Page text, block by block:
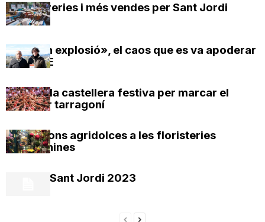
Més llibreries i més vendes per Sant Jordi
«La gran explosió», el caos que es va apoderar
d’ IQOXE
Una diada castellera festiva per marcar el
caràcter tarragoní
Sensacions agridolces a les floristeries
tarragonines
Agenda Sant Jordi 2023